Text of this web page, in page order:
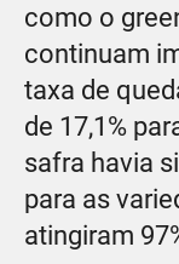
como o
continuam
taxa de
de 17,1%
safra havia
para as
atingiram